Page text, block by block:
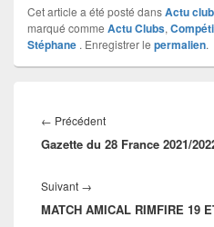
Cet article a été posté dansActu
marqué comme Actu Clubs,
Stéphane . Enregistrer le permalien.
← Précédent
Gazette du 28 France 2021/
Suivant →
MATCH AMICAL RIMFIRE 19